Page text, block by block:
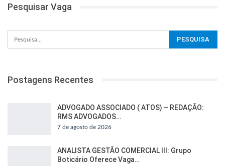
Pesquisar Vaga
Postagens Recentes
ADVOGADO ASSOCIADO ( ATOS) – REDAÇÃO:
RMS ADVOGADOS…
7 de agosto de 2026
ANALISTA GESTÃO COMERCIAL III: Grupo
Boticário Oferece Vaga…